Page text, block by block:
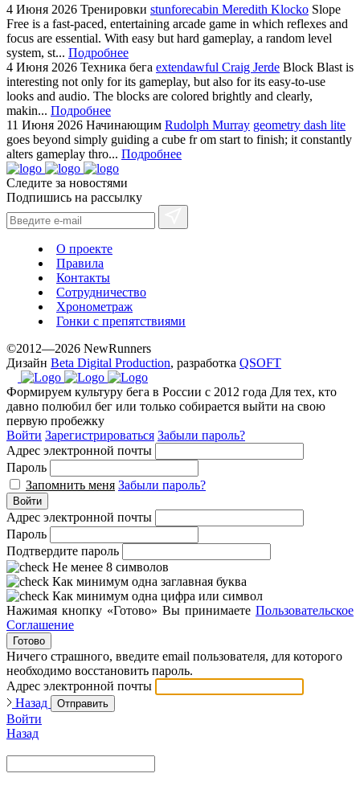
4 Июня 2026 Тренировки stunforecabin Meredith Klocko Slope
Free is a fast-paced, entertaining arcade game in which reflexes and
focus are essential. With easy but hard gameplay, a random level
system, st... Подробнее
4 Июня 2026 Техника бега extendawful Craig Jerde Block Blast is
interesting not only for its gameplay, but also for its easy-to-use
looks and audio. The blocks are colored brightly and clearly,
makin... Подробнее
11 Июня 2026 Начинающим Rudolph Murray geometry dash lite
goes beyond simply guiding a cube fr om start to finish; it constantly
alters gameplay thro... Подробнее
Следите за новостями
Подпишись на рассылку
О проекте
Правила
Контакты
Сотрудничество
Хронометраж
Гонки с препятствиями
©2012—2026 NewRunners
Дизайн Beta Digital Production, разработка QSOFT
Формируем культуру бега в России с 2012 года Для тех, кто
давно полюбил бег или только собирается выйти на свою
первую пробежку
Войти Зарегистрироваться Забыли пароль?
Адрес электронной почты
Пароль
Запомнить меня Забыли пароль?
Войти
Адрес электронной почты
Пароль
Подтвердите пароль
Не менее 8 символов
Как минимум одна заглавная буква
Как минимум одна цифра или символ
Нажимая кнопку «Готово» Вы принимаете Пользовательское
Соглашение
Готово
Ничего страшного, введите email пользователя, для которого
необходимо восстановить пароль.
Адрес электронной почты
Назад
Отправить
Войти
Назад